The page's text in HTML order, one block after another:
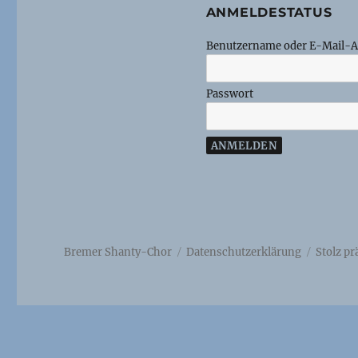
ANMELDESTATUS
Benutzername oder E-Mail-
Passwort
Bremer Shanty-Chor Datenschutzerklärung Stolz